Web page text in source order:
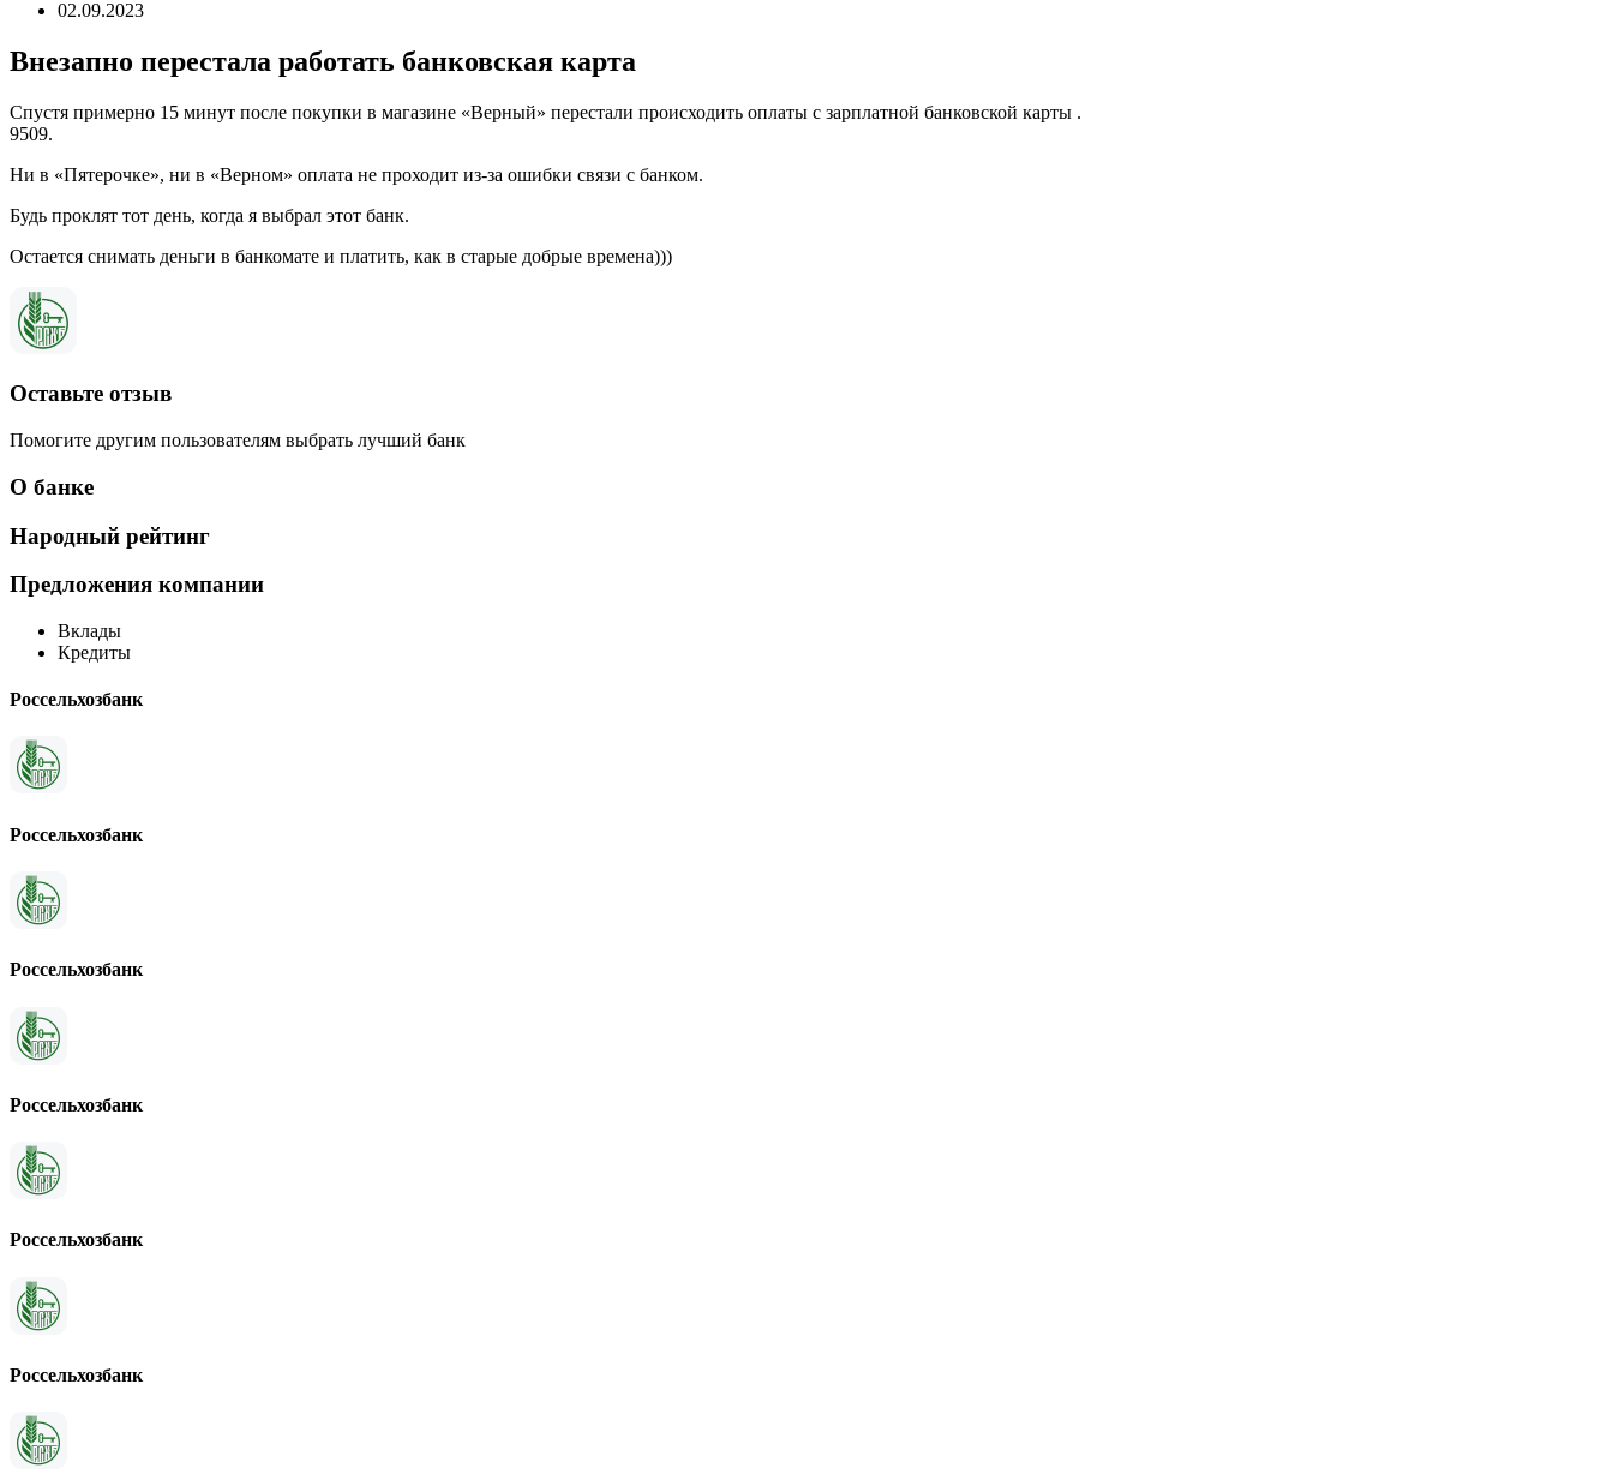
02.09.2023
Внезапно перестала работать банковская карта
Спустя примерно 15 минут после покупки в магазине «Верный» перестали происходить оплаты с зарплатной банковской карты .
9509.
Ни в «Пятерочке», ни в «Верном» оплата не проходит из-за ошибки связи с банком.
Будь проклят тот день, когда я выбрал этот банк.
Остается снимать деньги в банкомате и платить, как в старые добрые времена)))
Оставьте отзыв
Помогите другим пользователям выбрать лучший банк
О банке
Народный рейтинг
Предложения компании
Вклады
Кредиты
Россельхозбанк
Россельхозбанк
Россельхозбанк
Россельхозбанк
Россельхозбанк
Россельхозбанк